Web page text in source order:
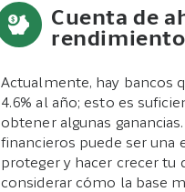
Cuenta de
rendimiento
Actualmente, hay bancos
4.6% al año; esto es
obtener algunas
financieros puede ser una
proteger y hacer crecer tu
considerar cómo la base